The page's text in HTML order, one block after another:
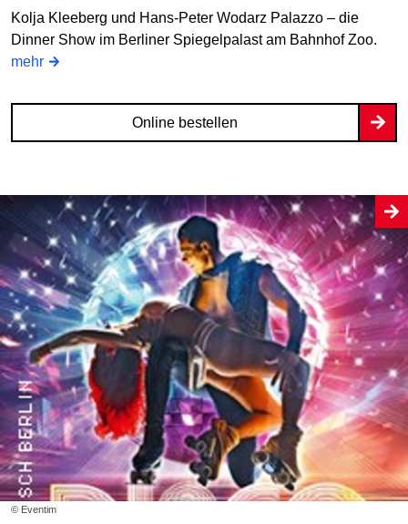
Kolja Kleeberg und Hans-Peter Wodarz Palazzo – die
Dinner Show im Berliner Spiegelpalast am Bahnhof Zoo.
mehr
Online bestellen
© Eventim